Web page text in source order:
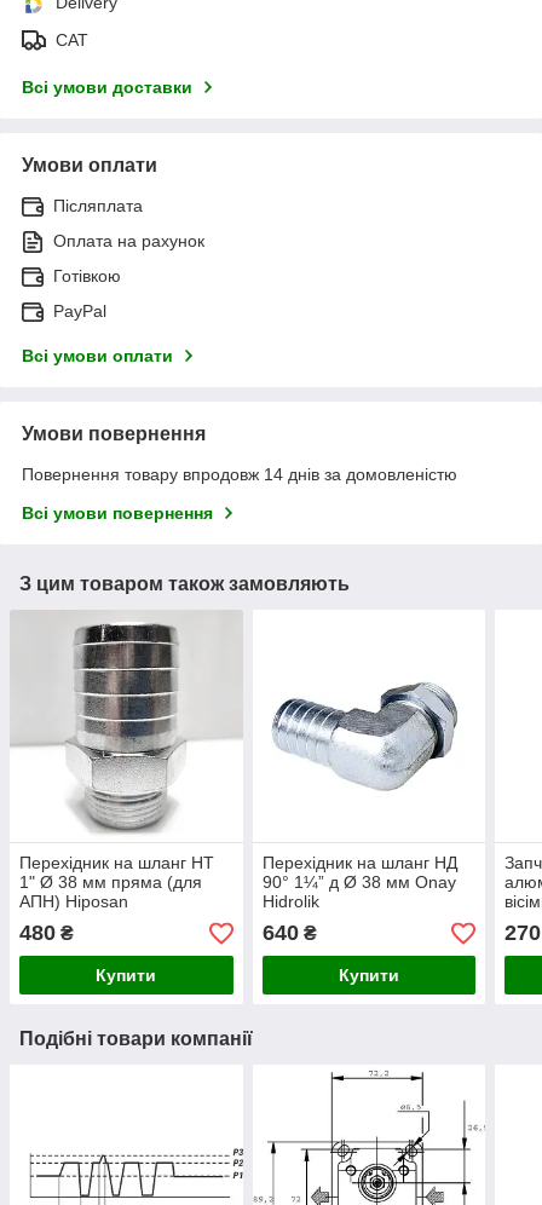
САТ
Всі умови доставки
Умови оплати
Післяплата
Оплата на рахунок
Готівкою
PayPal
Всі умови оплати
Умови повернення
Повернення товару впродовж 14 днів за домовленістю
Всі умови повернення
З цим товаром також замовляють
Перехідник на шланг НТ
1" Ø 38 мм пряма (для
АПН) Hiposan
480 ₴
Купити
Перехідник на шланг НД
90° 1¼” д Ø 38 мм Onay
Hidrolik
640₴
Купити
270
Подібні товари компанії